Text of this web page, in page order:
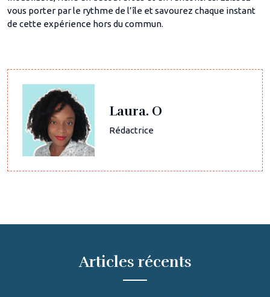
vous porter par le rythme de l’île et savourez chaque instant
de cette expérience hors du commun.
Laura. O
Rédactrice
Articles récents